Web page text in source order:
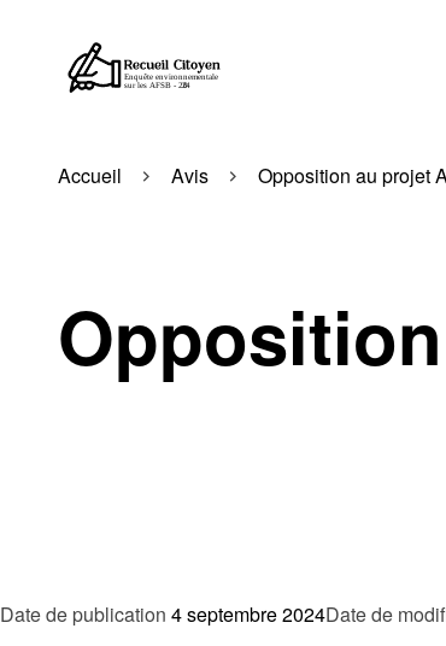
Accueil Avis Opposition au projet
Date de publication 4 septembre 2024Date de